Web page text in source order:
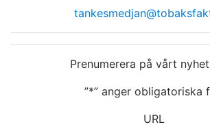
Prenumerera på vårt
”*” anger obligatoriska
URL